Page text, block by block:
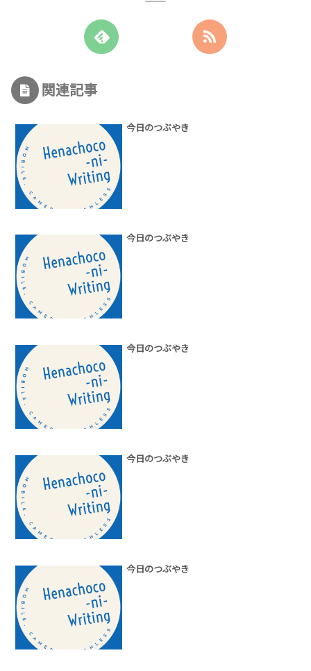
関連記事
今日のつぶやき
今日のつぶやき
今日のつぶやき
今日のつぶやき
今日のつぶやき